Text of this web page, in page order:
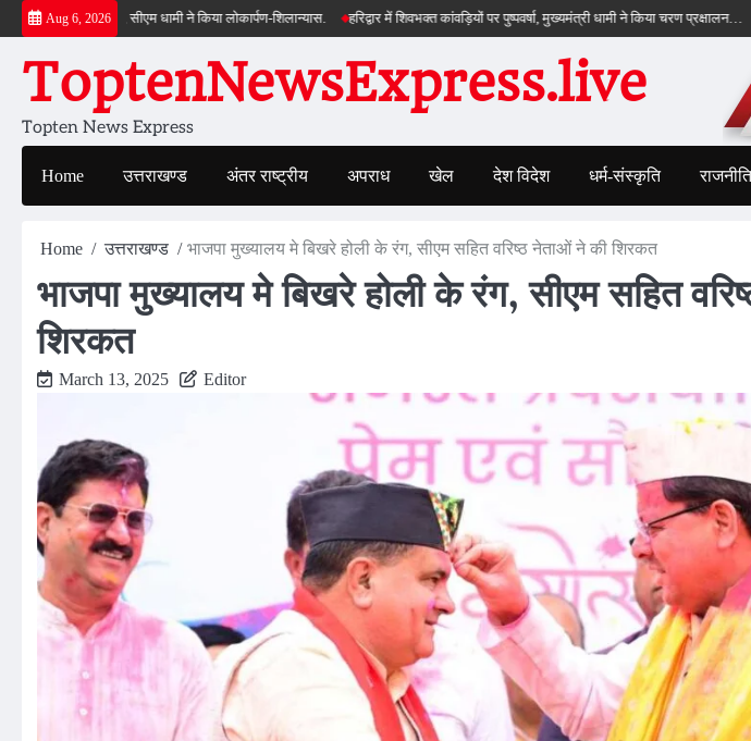
Skip
to
content
Aug 6, 2026
सीएम धामी ने किया लोकार्पण-शिलान्यास. हरिद्वार में शिवभक्त कांवड़ियों पर पुष्पवर्षा, मुख्यमंत्री धामी ने किया चरण प्रक्षालन… मुख्यमंत्री
ToptenNewsExpress.live
Topten News Express
Home उत्तराखण्ड अंतर राष्ट्रीय अपराध खेल देश विदेश धर्म-संस्कृति राजनीति
Home उत्तराखण्ड भाजपा मुख्यालय मे बिखरे होली के रंग, सीएम सहित वरिष्ठ नेताओं ने की शिरकत
भाजपा मुख्यालय मे बिखरे होली के रंग, सीएम सहित
शिरकत
March 13, 2025 Editor